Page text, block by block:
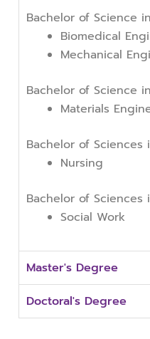
Bachelor of Science
Biomedical
Mechanical
Bachelor of Science
Materials
Bachelor of Sciences
Nursing
Bachelor of Sciences
Social Work
Master's Degree
Doctoral's Degree